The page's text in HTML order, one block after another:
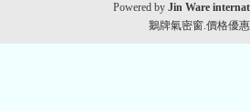
Powered byJin Ware
鵝牌氣密窗.價格優